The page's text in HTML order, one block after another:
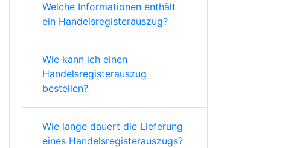
Welche Informationen enthält
ein Handelsregisterauszug?
Wie kann ich einen
Handelsregisterauszug
bestellen?
Wie lange dauert die Lieferung
eines Handelsregisterauszugs?